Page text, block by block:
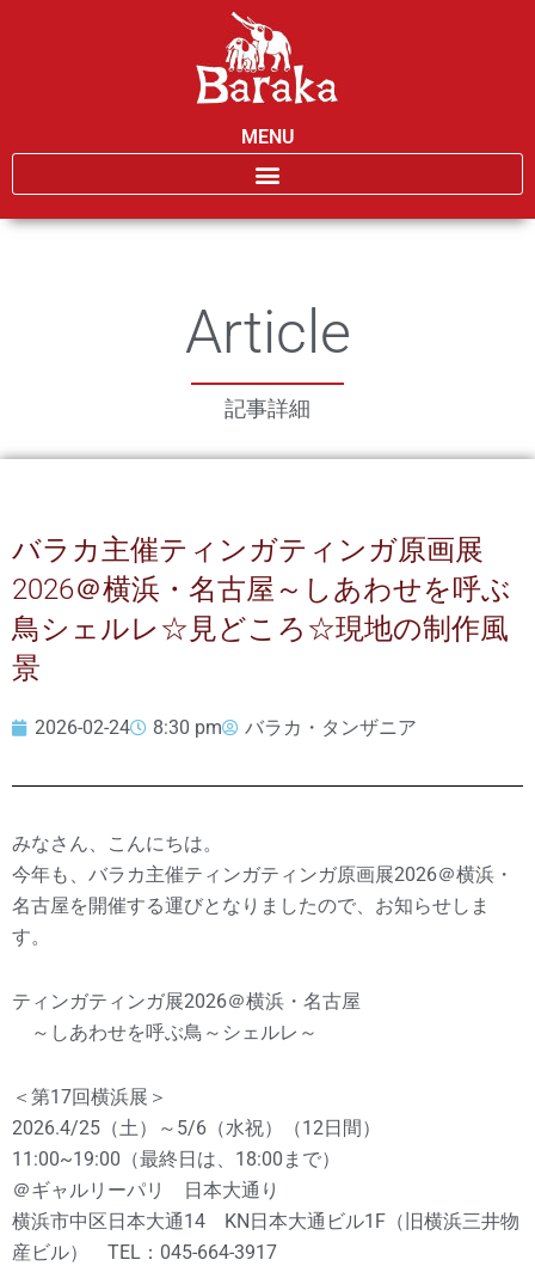
MENU
Article
記事詳細
バラカ主催ティンガティンガ原画展
2026＠横浜・名古屋～しあわせを呼ぶ
鳥シェルレ☆見どころ☆現地の制作風
景
2026-02-24 8:30 pm バラカ・タンザニア
みなさん、こんにちは。
今年も、バラカ主催ティンガティンガ原画展2026＠横浜・
名古屋を開催する運びとなりましたので、お知らせしま
す。
ティンガティンガ展2026＠横浜・名古屋
～しあわせを呼ぶ鳥～シェルレ～
＜第17回横浜展＞
2026.4/25（土）～5/6（水祝）（12日間）
11:00~19:00（最終日は、18:00まで）
＠ギャルリーパリ 日本大通り
横浜市中区日本大通14 KN日本大通ビル1F（旧横浜三井物
産ビル） TEL：045-664-3917